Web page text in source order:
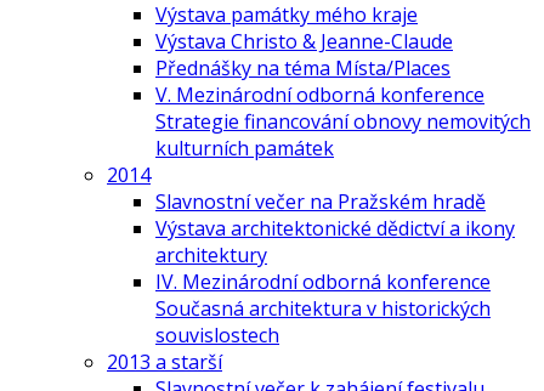
Výstava památky mého kraje
Výstava Christo & Jeanne-Claude
Přednášky na téma Místa/Places
V. Mezinárodní odborná konference
Strategie financování obnovy nemovitých
kulturních památek
2014
Slavnostní večer na Pražském hradě
Výstava architektonické dědictví a ikony
architektury
IV. Mezinárodní odborná konference
Současná architektura v historických
souvislostech
2013 a starší